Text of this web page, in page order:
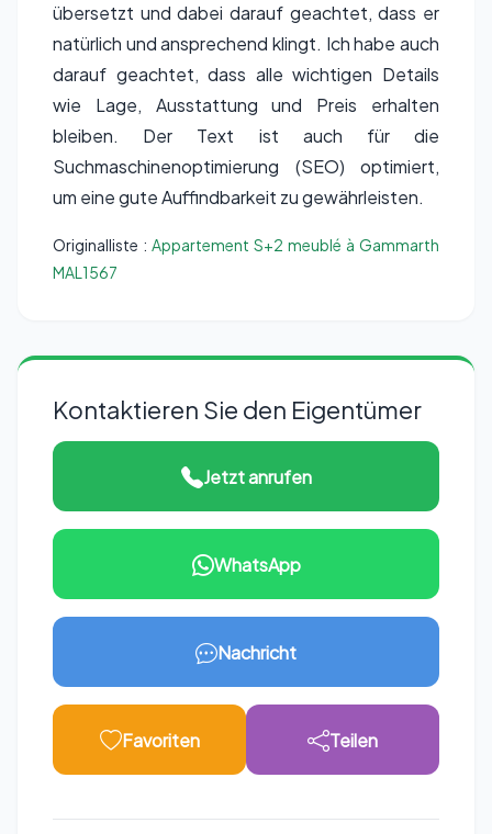
übersetzt und dabei darauf geachtet, dass er
natürlich und ansprechend klingt. Ich habe auch
darauf geachtet, dass alle wichtigen Details
wie Lage, Ausstattung und Preis erhalten
bleiben. Der Text ist auch für die
Suchmaschinenoptimierung (SEO) optimiert,
um eine gute Auffindbarkeit zu gewährleisten.
Originalliste : Appartement S+2 meublé à Gammarth
MAL1567
Kontaktieren Sie den Eigentümer
Jetzt anrufen
WhatsApp
Nachricht
Favoriten Teilen